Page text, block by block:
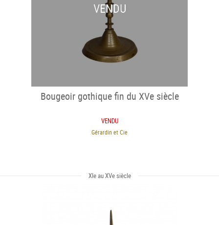
VENDU
Bougeoir gothique fin du XVe siècle
VENDU
Gérardin et Cie
XIe au XVe siècle